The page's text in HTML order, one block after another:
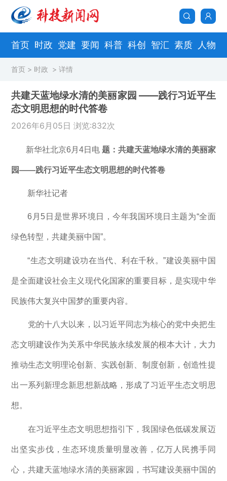
首页 时政 党建 要闻 科普 科创 智汇 素质 人物
首页 > 时政 > 详情
共建天蓝地绿水清的美丽家园 ——践行习近平生
态文明思想的时代答卷
2026年6月05日 浏览:832次
新华社北京6月4日电题：共建天蓝地绿水清的美丽家
园——践行习近平生态文明思想的时代答卷
新华社记者
6月5日是世界环境日，今年我国环境日主题为“全面
绿色转型，共建美丽中国”。
“生态文明建设功在当代、利在千秋。”建设美丽中国
是全面建设社会主义现代化国家的重要目标，是实现中华
民族伟大复兴中国梦的重要内容。
党的十八大以来，以习近平同志为核心的党中央把生
态文明建设作为关系中华民族永续发展的根本大计，大力
推动生态文明理论创新、实践创新、制度创新，创造性提
出一系列新理念新思想新战略，形成了习近平生态文明思
想。
在习近平生态文明思想指引下，我国绿色低碳发展迈
出坚实步伐，生态环境质量明显改善，亿万人民携手同
心，共建天蓝地绿水清的美丽家园，书写建设美丽中国的